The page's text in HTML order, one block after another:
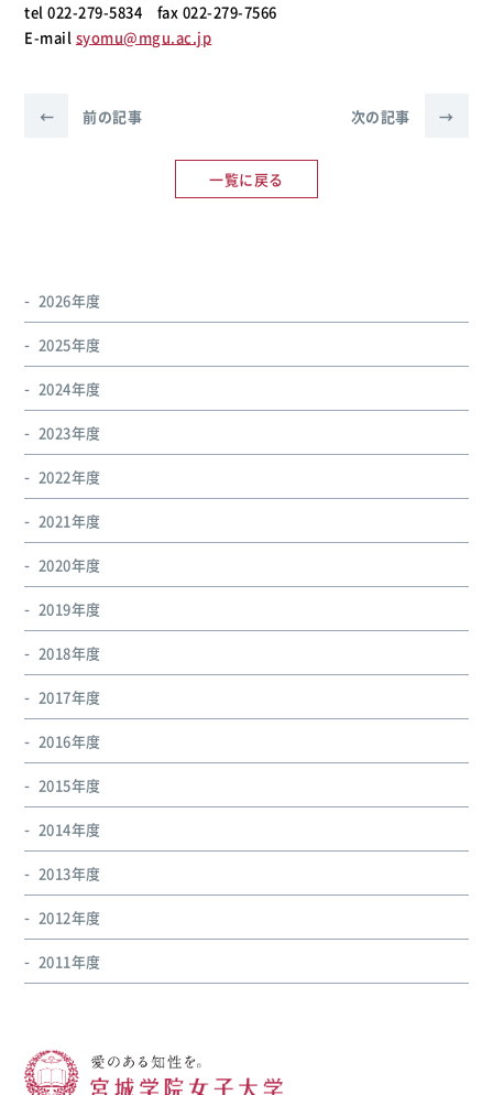
tel 022-279-5834 fax 022-279-7566
E-mail syomu@mgu.ac.jp
← 前の記事
一覧に戻る
次の記事 →
2026年度
2025年度
2024年度
2023年度
2022年度
2021年度
2020年度
2019年度
2018年度
2017年度
2016年度
2015年度
2014年度
2013年度
2012年度
2011年度